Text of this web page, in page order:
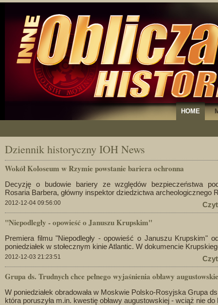
HOME
Dziennik historyczny IOH News
Wokół Koloseum w Rzymie powstanie bariera ochronna
Decyzję o budowie bariery ze względów bezpieczeństwa
Rosaria Barbera, główny inspektor dziedzictwa archeologicznego
2012-12-04 09:56:00
"Niepodległy - opowieść o Januszu Krupskim"
Premiera filmu "Niepodległy - opowieść o Januszu Krupskim"
poniedziałek w stołecznym kinie Atlantic. W dokumencie
2012-12-03 21:23:51
Grupa ds. Trudnych chce pełnego wyjaśnienia obławy
W poniedziałek obradowała w Moskwie Polsko-Rosyjska Grupa
która poruszyła m.in. kwestię obławy augustowskiej - wciąż nie do